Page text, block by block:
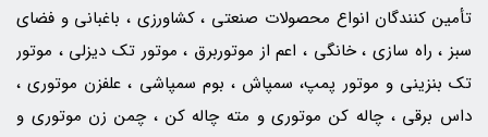
تأمين کنندگان انواع محصولات صنعتي ، کشاورزي ، باغبانی و فضای
سبز ، راه سازي ، خانگي ، اعم از موتوربرق ، موتور تک دیزلی ، موتور
تک بنزینی و موتور پمپ، سمپاش ، بوم سمپاشی ، علفزن موتوری ،
داس برقی ، چاله کن موتوری و مته چاله کن ، چمن زن موتوری و